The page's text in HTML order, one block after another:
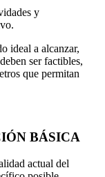
y
ideal a alcanzar,
ser factibles,
que permitan
BÁSICA
actual del